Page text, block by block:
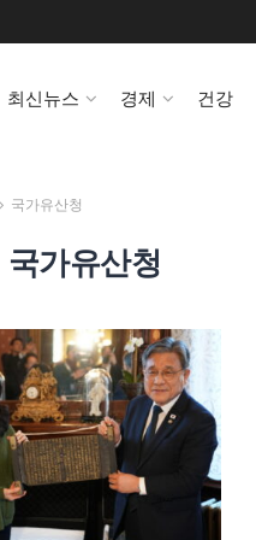
최신뉴스 경제 건강
국가유산청
국가유산청